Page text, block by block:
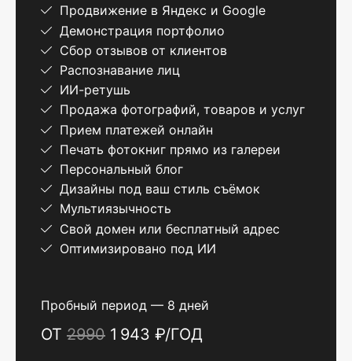
Продвижение в Яндекс и Google
Демонстрация портфолио
Сбор отзывов от клиентов
Распознавание лиц
ИИ-ретушь
Продажа фотографий, товаров и услуг
Прием платежей онлайн
Печать фотокниг прямо из галереи
Персональный блог
Дизайны под ваш стиль съёмок
Мультиязычность
Свой домен или бесплатный адрес
Оптимизировано под ИИ
Пробный период — 8 дней
ОТ 2990 1 943 ₽/ГОД